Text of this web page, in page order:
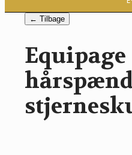
← Tilbage
Equipage